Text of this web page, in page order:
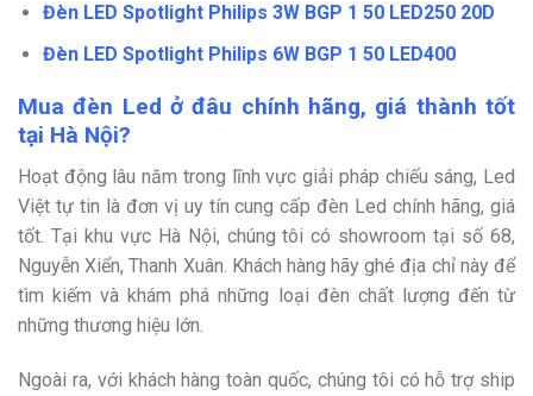
Đèn LED Spotlight Philips 3W BGP 1 50 LED250 20D
Đèn LED Spotlight Philips 6W BGP 1 50 LED400
Mua đèn Led ở đâu chính hãng, giá thành tốt
tại Hà Nội?
Hoạt động lâu năm trong lĩnh vực giải pháp chiếu sáng, Led
Việt tự tin là đơn vị uy tín cung cấp đèn Led chính hãng, giá
tốt. Tại khu vực Hà Nội, chúng tôi có showroom tại số 68,
Nguyễn Xiển, Thanh Xuân. Khách hàng hãy ghé địa chỉ này để
tìm kiếm và khám phá những loại đèn chất lượng đến từ
những thương hiệu lớn.
Ngoài ra, với khách hàng toàn quốc, chúng tôi có hỗ trợ ship